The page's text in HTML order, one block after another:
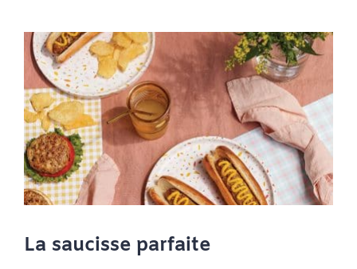
La saucisse parfaite